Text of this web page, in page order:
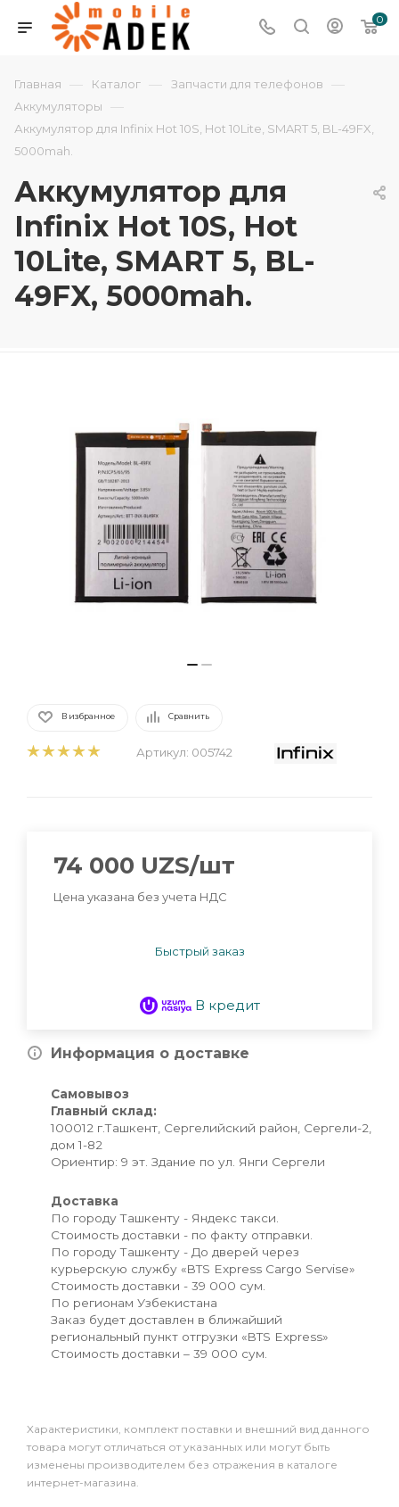
0
Главная — Каталог — Запчасти для телефонов —
Аккумуляторы —
Аккумулятор для Infinix Hot 10S, Hot 10Lite, SMART 5, BL-49FX,
5000mah.
Аккумулятор для
Infinix Hot 10S, Hot
10Lite, SMART 5, BL-
49FX, 5000mah.
В избранное Сравнить
Артикул: 005742
74 000 UZS/шт
Цена указана без учета НДС
Быстрый заказ
В кредит
Информация о доставке
Самовывоз
Главный склад:
100012 г.Ташкент, Сергелийский район, Сергели-2,
дом 1-82
Ориентир: 9 эт. Здание по ул. Янги Сергели
Доставка
По городу Ташкенту - Яндекс такси.
Стоимость доставки - по факту отправки.
По городу Ташкенту - До дверей через
курьерскую службу «BTS Express Cargo Servise»
Стоимость доставки - 39 000 сум.
По регионам Узбекистана
Заказ будет доставлен в ближайший
региональный пункт отгрузки «BTS Express»
Стоимость доставки – 39 000 сум.
Xарактеристики, комплект поставки и внешний вид данного
товара могут отличаться от указанных или могут быть
изменены производителем без отражения в каталоге
интернет-магазина.